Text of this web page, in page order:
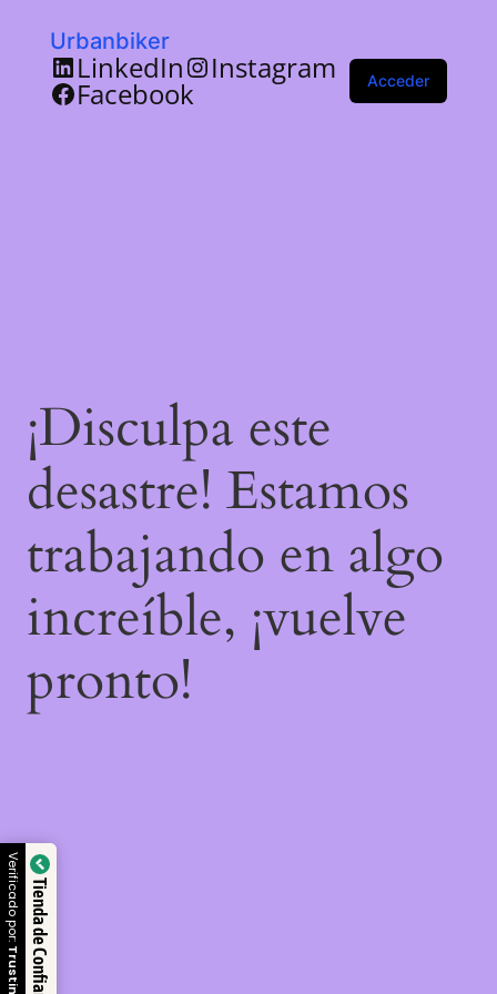
Urbanbiker
LinkedIn Instagram
Facebook Acceder
¡Disculpa este
desastre! Estamos
trabajando en algo
increíble, ¡vuelve
pronto!
Tienda de Confianza
Verificado por: